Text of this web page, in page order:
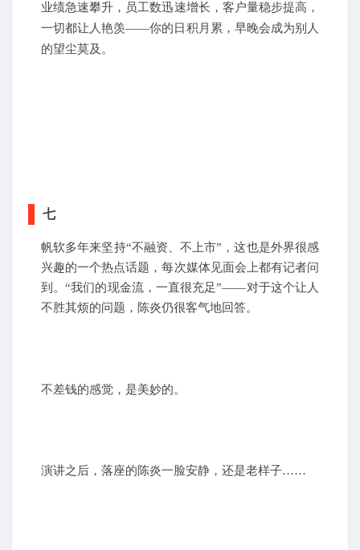
业绩急速攀升，员工数迅速增长，客户量稳步提高，
一切都让人艳羡——你的日积月累，早晚会成为别人
的望尘莫及。
七
帆软多年来坚持“不融资、不上市”，这也是外界很感
兴趣的一个热点话题，每次媒体见面会上都有记者问
到。“我们的现金流，一直很充足”——对于这个让人
不胜其烦的问题，陈炎仍很客气地回答。
不差钱的感觉，是美妙的。
演讲之后，落座的陈炎一脸安静，还是老样子……